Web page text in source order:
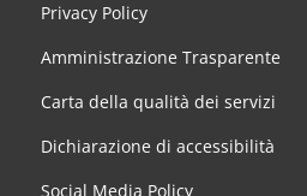
Privacy Policy
Amministrazione Trasparente
Carta della qualità dei servizi
Dichiarazione di accessibilità
Social Media Policy